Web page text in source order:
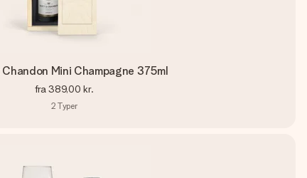
Mini Champagne 375ml
fra 389,00 kr.
2 Typer